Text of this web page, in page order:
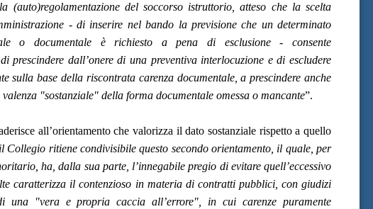
(auto)regolamentazione del soccorso istruttorio, atteso che la scelta
- di inserire nel bando la previsione che un determinato
o documentale è richiesto a pena di esclusione - consente
prescindere dall’onere di una preventiva interlocuzione e di escludere
sulla base della riscontrata carenza documentale, a prescindere anche
"sostanziale" della forma documentale omessa o mancante”.
all’orientamento che valorizza il dato sostanziale rispetto a quello
il Collegio ritiene condivisibile questo secondo orientamento, il quale, per
ha, dalla sua parte, l’innegabile pregio di evitare quell’eccessivo
caratterizza il contenzioso in materia di contratti pubblici, con giudizi
una "vera e propria caccia all’errore", in cui carenze puramente